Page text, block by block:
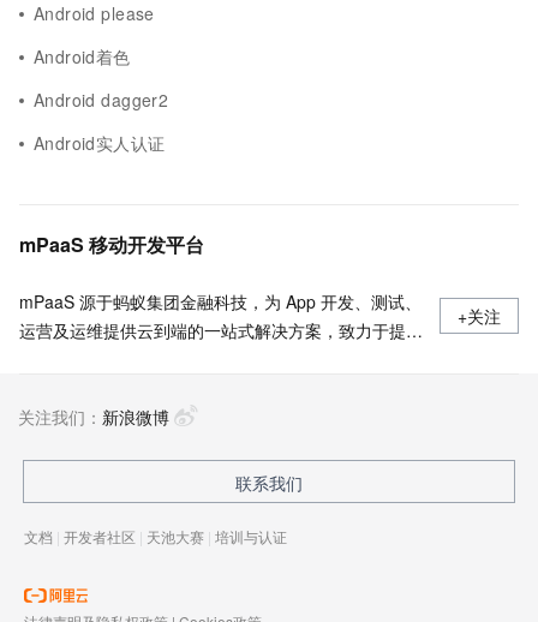
Android please
Android着色
Android dagger2
Android实人认证
mPaaS 移动开发平台
mPaaS 源于蚂蚁集团金融科技，为 App 开发、测试、
运营及运维提供云到端的一站式解决方案，致力于提供
https://www.aliyun.com/product/mobilepaas/mpaas
+关注
关注我们： 新浪微博
联系我们
文档 | 开发者社区 | 天池大赛 | 培训与认证